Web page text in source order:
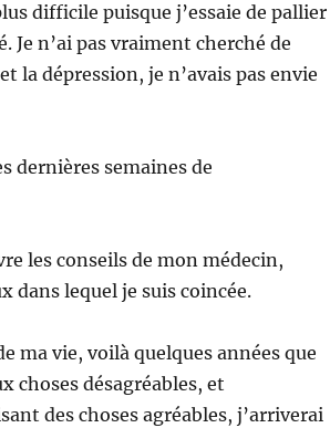
difficile puisque j’essaie de pallier
Je n’ai pas vraiment cherché de
la dépression, je n’avais pas envie
dernières semaines de
les conseils de mon médecin,
dans lequel je suis coincée.
ma vie, voilà quelques années que
choses désagréables, et
des choses agréables, j’arriverai